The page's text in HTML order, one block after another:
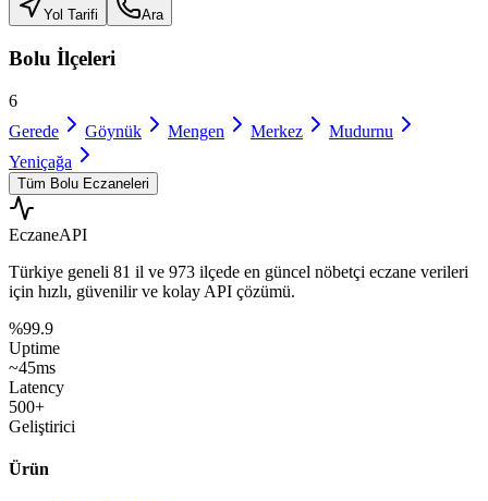
Yol Tarifi Ara
Bolu İlçeleri
6
Gerede
Göynük Mengen Merkez
Mudurnu
Yeniçağa
Tüm Bolu Eczaneleri
EczaneAPI
Türkiye geneli 81 il ve 973 ilçede en güncel nöbetçi eczane verileri
için hızlı, güvenilir ve kolay API çözümü.
%99.9
Uptime
~45ms
Latency
500+
Geliştirici
Ürün